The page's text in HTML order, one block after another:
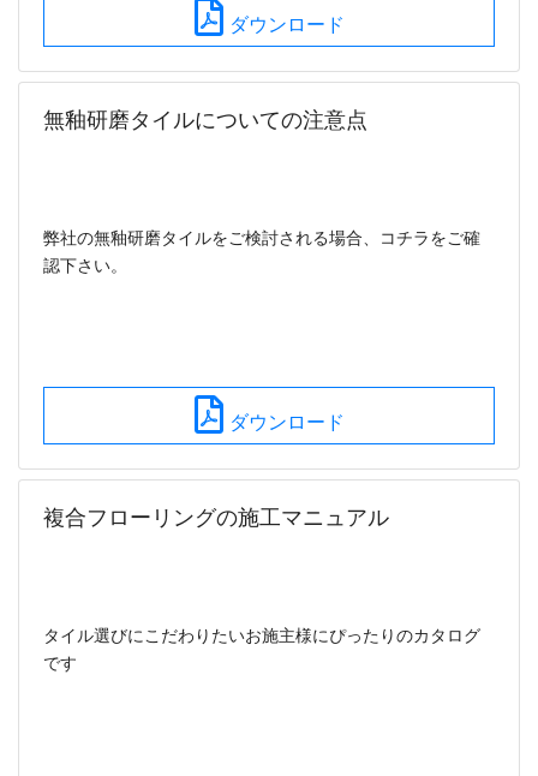
ダウンロード
無釉研磨タイルについての注意点
弊社の無釉研磨タイルをご検討される場合、コチラをご確
認下さい。
ダウンロード
複合フローリングの施工マニュアル
タイル選びにこだわりたいお施主様にぴったりのカタログ
です